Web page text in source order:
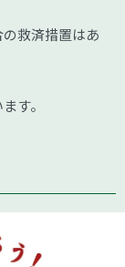
救済措置はあ
す。